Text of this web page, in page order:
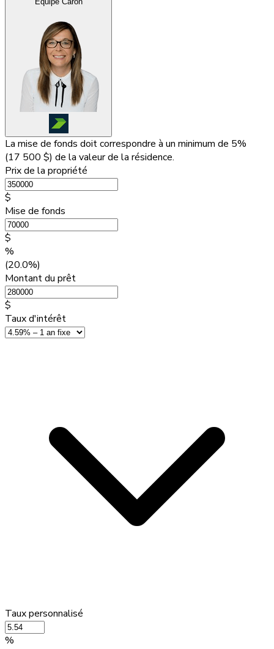
La mise de fonds doit correspondre à un minimum de 5%
(17 500 $) de la valeur de la résidence.
Prix de la propriété
$
Mise de fonds
$
%
(20.0%)
Montant du prêt
$
Taux d'intérêt
Taux personnalisé
%